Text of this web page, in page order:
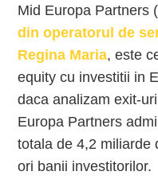
Mid Europa Partners
din operatorul de
Regina Maria, este
equity cu investitii in
daca analizam exit-
Europa Partners
totala de 4,2 miliarde
ori banii investitorilor.